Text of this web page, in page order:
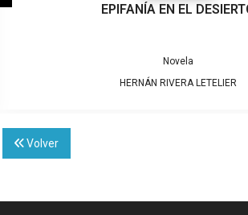
EPIFANÍA EN EL
Novela
HERNÁN RIVERA LETELIER
Volver